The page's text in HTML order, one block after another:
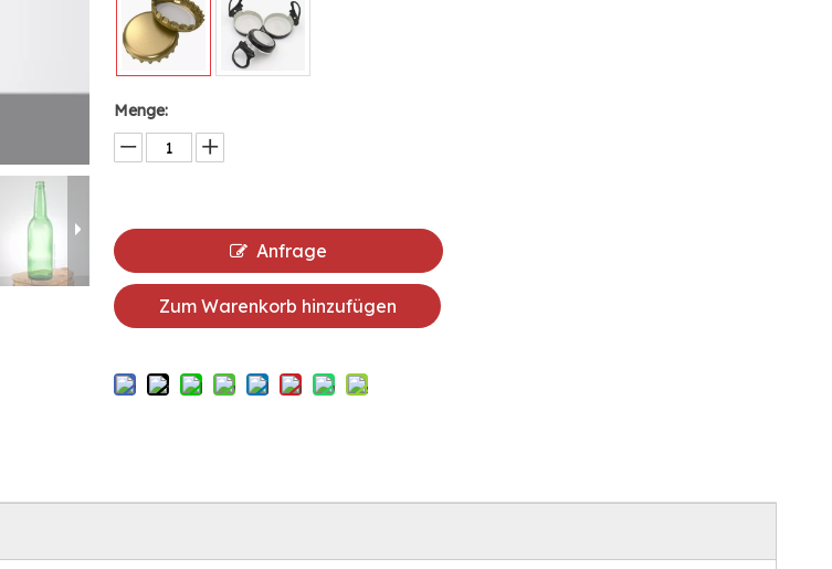
Menge:
Anfrage
Zum Warenkorb hinzufügen